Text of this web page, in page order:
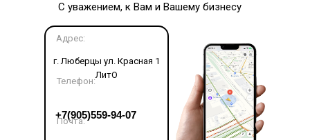
С уважением, к Вам и Вашему бизнесу
Адрес:
г. Люберцы ул. Красная 1
ЛитО
Телефон:
+7(905)559-94-07
Почта: